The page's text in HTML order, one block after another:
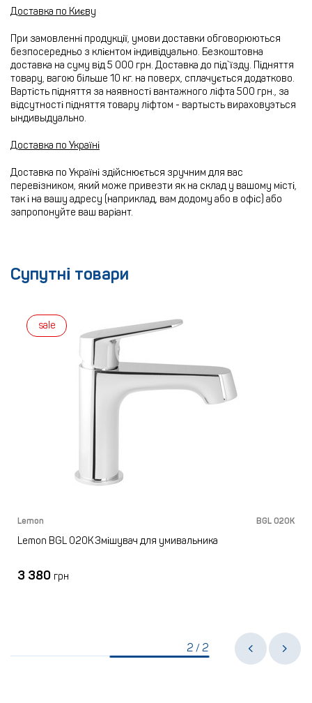
Доставка по Києву
При замовленні продукції, умови доставки обговорюються
безпосередньо з клієнтом індивідуально. Безкоштовна
доставка на суму від 5 000 грн. Доставка до під`їзду. Підняття
товару, вагою більше 10 кг. на поверх, сплачується додатково.
Вартість підняття за наявності вантажного ліфта 500 грн., за
відсутності підняття товару ліфтом - вартысть вираховуэться
ындивыдуально.
Доставка по Україні
Доставка по Україні здійснюється зручним для вас
перевізником, який може привезти як на склад у вашому місті,
так і на вашу адресу (наприклад, вам додому або в офіс) або
запропонуйте ваш варіант.
Супутні товари
sale
Lemon BGL 020K
Lemon BGL 020K Змішувач для умивальника
3 380 грн
2 /2